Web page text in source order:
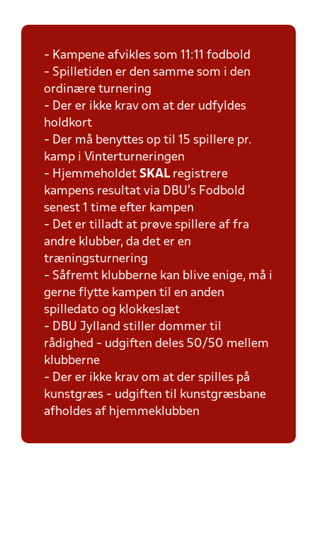
- Kampene afvikles som 11:11 fodbold
- Spilletiden er den samme som i den
ordinære turnering
- Der er ikke krav om at der udfyldes
holdkort
- Der må benyttes op til 15 spillere pr.
kamp i Vinterturneringen
- Hjemmeholdet SKAL registrere
kampens resultat via DBU's Fodbold
senest 1 time efter kampen
- Det er tilladt at prøve spillere af fra
andre klubber, da det er en
træningsturnering
- Såfremt klubberne kan blive enige, må i
gerne flytte kampen til en anden
spilledato og klokkeslæt
- DBU Jylland stiller dommer til
rådighed - udgiften deles 50/50 mellem
klubberne
- Der er ikke krav om at der spilles på
kunstgræs - udgiften til kunstgræsbane
afholdes af hjemmeklubben